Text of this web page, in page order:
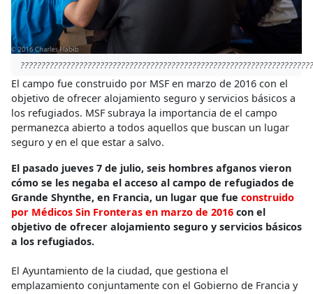
El campo fue construido por MSF en marzo de 2016 con el
objetivo de ofrecer alojamiento seguro y servicios básicos a
los refugiados. MSF subraya la importancia de el campo
permanezca abierto a todos aquellos que buscan un lugar
seguro y en el que estar a salvo.
El pasado jueves 7 de julio, seis hombres afganos vieron
cómo se les negaba el acceso al campo de refugiados de
Grande Shynthe, en Francia, un lugar que fue construido
por Médicos Sin Fronteras en marzo de 2016 con el
objetivo de ofrecer alojamiento seguro y servicios básicos
a los refugiados.
El Ayuntamiento de la ciudad, que gestiona el
emplazamiento conjuntamente con el Gobierno de Francia y